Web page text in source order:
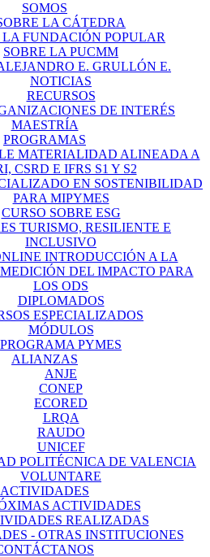
SOMOS
LA CÁTEDRA
LA FUNDACIÓN POPULAR
SOBRE LA PUCMM
E. GRULLÓN E.
NOTICIAS
RECURSOS
DE INTERÉS
MAESTRÍA
PROGRAMAS
MATERIALIDAD ALINEADA A
CSRD E IFRS S1 Y S2
EN SOSTENIBILIDAD
PARA MIPYMES
CURSO SOBRE ESG
TURISMO, RESILIENTE E
INCLUSIVO
INTRODUCCIÓN A LA
DEL IMPACTO PARA
LOS ODS
DIPLOMADOS
ESPECIALIZADOS
MÓDULOS
PROGRAMA PYMES
ALIANZAS
ANJE
CONEP
ECORED
LRQA
RAUDO
UNICEF
POLITÉCNICA DE VALENCIA
VOLUNTARE
ACTIVIDADES
ACTIVIDADES
REALIZADAS
- OTRAS INSTITUCIONES